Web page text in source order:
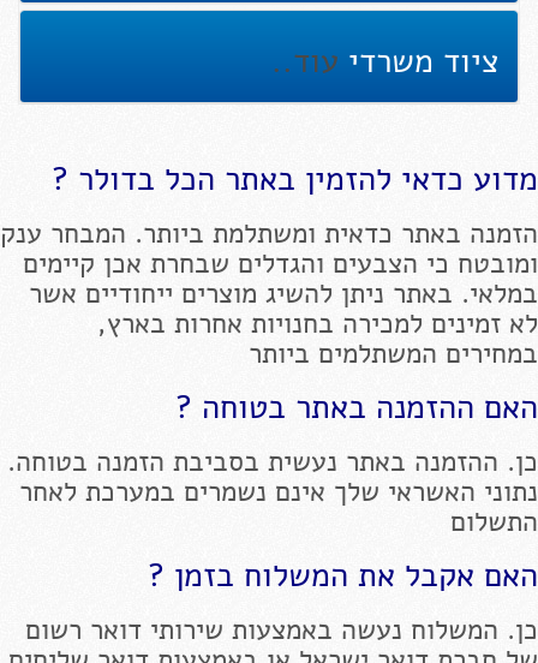
ציוד משרדי עוד..
מדוע כדאי להזמין באתר הכל בדולר ?
הזמנה באתר כדאית ומשתלמת ביותר. המבחר ענק
ומובטח כי הצבעים והגדלים שבחרת אכן קיימים
במלאי. באתר ניתן להשיג מוצרים ייחודיים אשר
לא זמינים למכירה בחנויות אחרות בארץ,
במחירים המשתלמים ביותר
האם ההזמנה באתר בטוחה ?
כן. ההזמנה באתר נעשית בסביבת הזמנה בטוחה.
נתוני האשראי שלך אינם נשמרים במערכת לאחר
התשלום
האם אקבל את המשלוח בזמן ?
כן. המשלוח נעשה באמצעות שירותי דואר רשום